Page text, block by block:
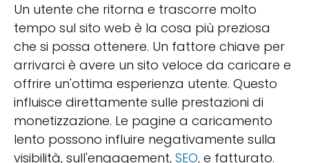
Un utente che ritorna e trascorre molto
tempo sul sito web è la cosa più preziosa
che si possa ottenere. Un fattore chiave per
arrivarci è avere un sito veloce da caricare e
offrire un'ottima esperienza utente. Questo
influisce direttamente sulle prestazioni di
monetizzazione. Le pagine a caricamento
lento possono influire negativamente sulla
visibilità, sull'engagement, SEO, e fatturato.